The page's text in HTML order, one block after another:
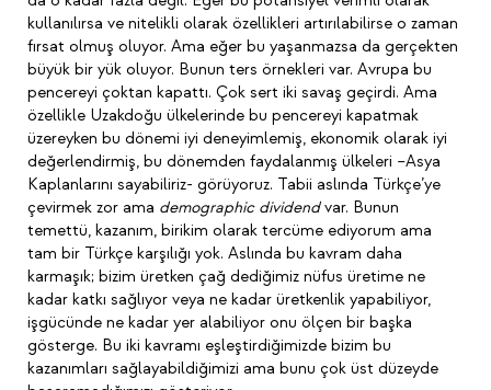
kullanılırsa ve nitelikli olarak özellikleri artırılabilirse o zaman
fırsat olmuş oluyor. Ama eğer bu yaşanmazsa da gerçekten
büyük bir yük oluyor. Bunun ters örnekleri var. Avrupa bu
pencereyi çoktan kapattı. Çok sert iki savaş geçirdi. Ama
özellikle Uzakdoğu ülkelerinde bu pencereyi kapatmak
üzereyken bu dönemi iyi deneyimlemiş, ekonomik olarak iyi
değerlendirmiş, bu dönemden faydalanmış ülkeleri –Asya
Kaplanlarını sayabiliriz- görüyoruz. Tabii aslında Türkçe’ye
çevirmek zor ama demographic dividendvar. Bunun
temettü, kazanım, birikim olarak tercüme ediyorum ama
tam bir Türkçe karşılığı yok. Aslında bu kavram daha
karmaşık; bizim üretken çağ dediğimiz nüfus üretime ne
kadar katkı sağlıyor veya ne kadar üretkenlik yapabiliyor,
işgücünde ne kadar yer alabiliyor onu ölçen bir başka
gösterge. Bu iki kavramı eşleştirdiğimizde bizim bu
kazanımları sağlayabildiğimizi ama bunu çok üst düzeyde